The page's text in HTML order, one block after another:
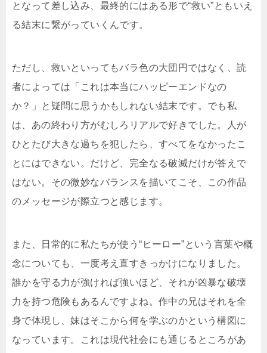
となって差し込み、最終的にはある形で“救い”ともいえ
る結末に繋がっていくんです。
ただし、救いといってもバラ色の大団円ではなく、読
者によっては「これは本当にハッピーエンドなの
か？」と疑問に思うかもしれない結末です。でも私
は、あの終わり方がむしろリアルで好きでした。人が
ひとたび大きな過ちを犯したら、すべてをなかったこ
とにはできない。だけど、完全なる破滅だけが答えで
はない。その微妙なバランスを描いてこそ、この作品
のメッセージが際立つと感じます。
また、日常的に私たちが使う“ヒーロー”という言葉や概
念についても、一度考え直すきっかけになりました。
誰かを守る力が強ければ強いほど、それが凶暴な破壊
力を持つ危険もあるんですよね。作中の兄はそれを全
身で体現し、妹はそこから何を学ぶのかという構図に
なっています。これは現代社会にも通じるところがあ